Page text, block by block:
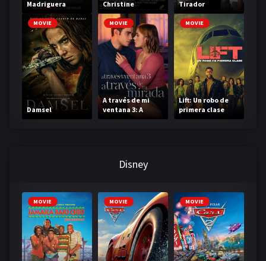
Madriguera Christine Tirador
MOVIE
Damsel
MOVIE
A través de mi
ventana 3: A
través de tu
MOVIE
Lift: Un robo de
primera clase
Disney
MOVIE MOVIE MOVIE